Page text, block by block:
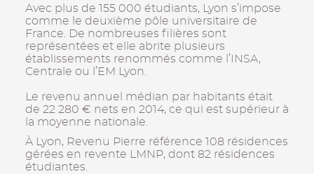
Avec plus de 155 000 étudiants, Lyon s’impose
comme le deuxième pôle universitaire de
France. De nombreuses filières sont
représentées et elle abrite plusieurs
établissements renommés comme l’INSA,
Centrale ou l’EM Lyon.
Le revenu annuel médian par habitants était
de 22 280 € nets en 2014, ce qui est supérieur à
la moyenne nationale.
À Lyon, Revenu Pierre référence 108 résidences
gérées en revente LMNP, dont 82 résidences
étudiantes.